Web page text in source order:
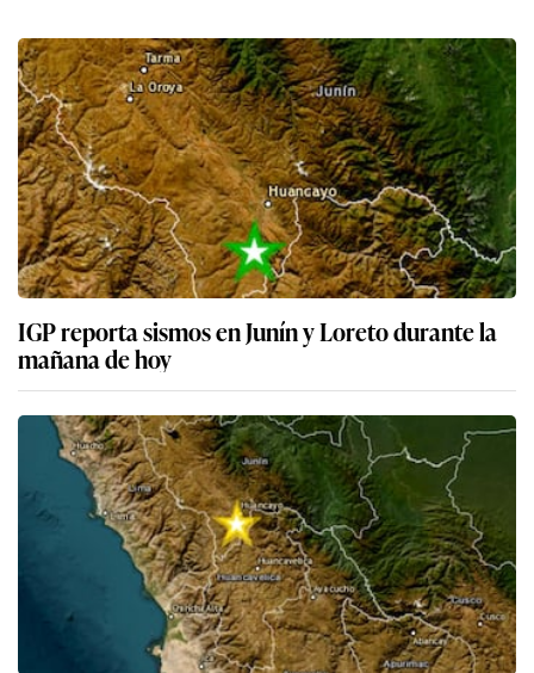
IGP reporta sismos en Junín y Loreto durante la
mañana de hoy